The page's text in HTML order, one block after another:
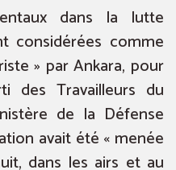
dans la lutte
considérées comme
» par Ankara, pour
des Travailleurs du
de la Défense
avait été « menée
dans les airs et au